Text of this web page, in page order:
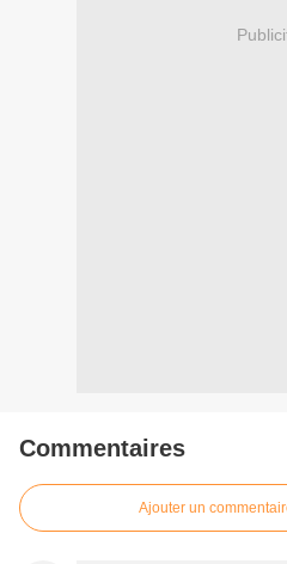
Commentaires
Ajouter un